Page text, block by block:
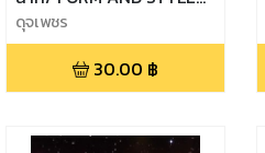
OF SCENERY
ดุจเพชร
30.00 ฿